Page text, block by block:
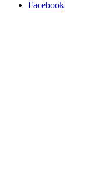
Facebook